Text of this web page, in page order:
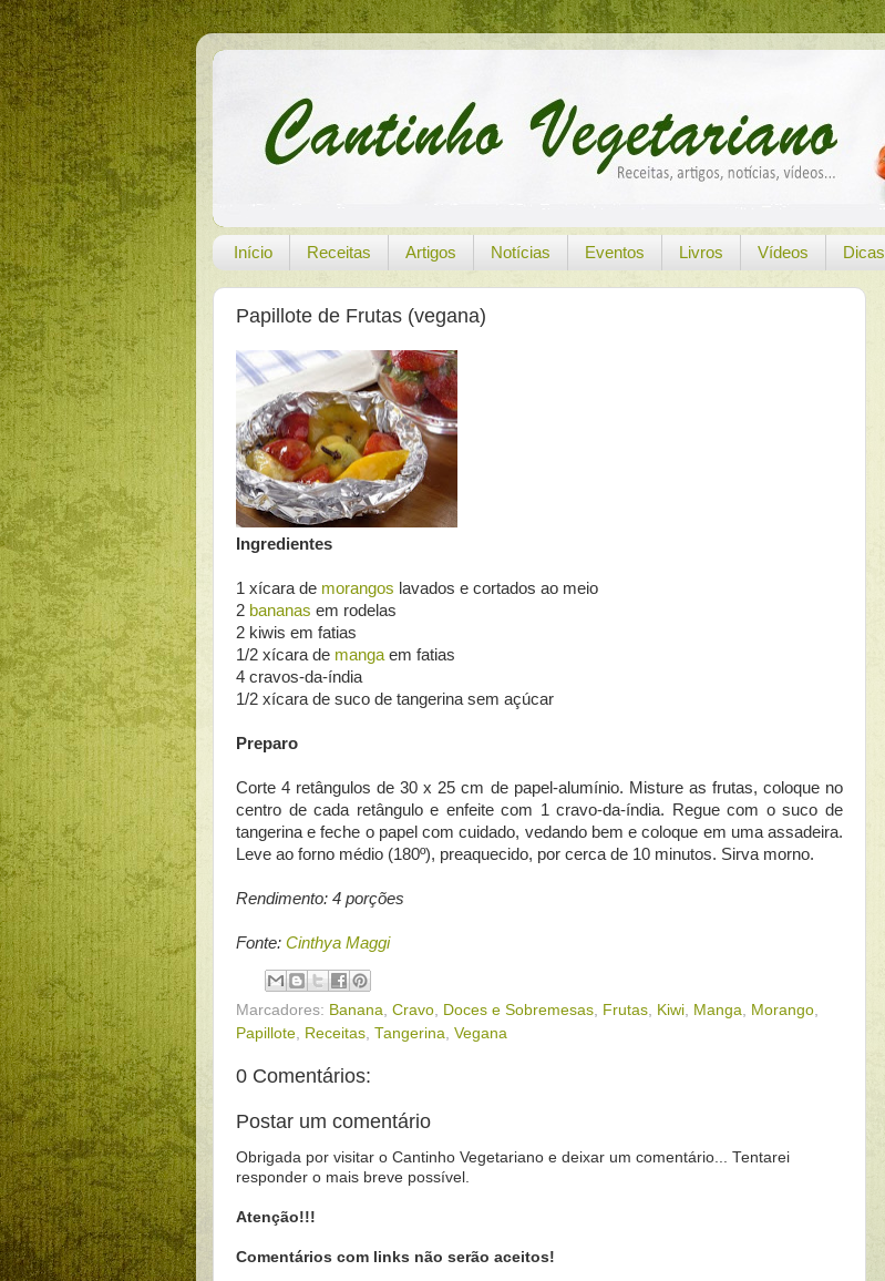
Início Receitas Artigos Notícias Eventos Livros Vídeos Dicas
Papillote de Frutas (vegana)
Ingredientes
1 xícara de morangos lavados e cortados ao meio
2 bananas em rodelas
2 kiwis em fatias
1/2 xícara de manga em fatias
4 cravos-da-índia
1/2 xícara de suco de tangerina sem açúcar
Preparo
Corte 4 retângulos de 30 x 25 cm de papel-alumínio. Misture as frutas, coloque no
centro de cada retângulo e enfeite com 1 cravo-da-índia. Regue com o suco de
tangerina e feche o papel com cuidado, vedando bem e coloque em uma assadeira.
Leve ao forno médio (180º), preaquecido, por cerca de 10 minutos. Sirva morno.
Rendimento: 4 porções
Fonte: Cinthya Maggi
Marcadores: Banana Cravo Doces e Sobremesas Frutas Kiwi Manga Morango
Papillote Receitas Tangerina Vegana
0 Comentários:
Postar um comentário
Obrigada por visitar o Cantinho Vegetariano e deixar um comentário... Tentarei
responder o mais breve possível.
Atenção!!!
Comentários com links não serão aceitos!